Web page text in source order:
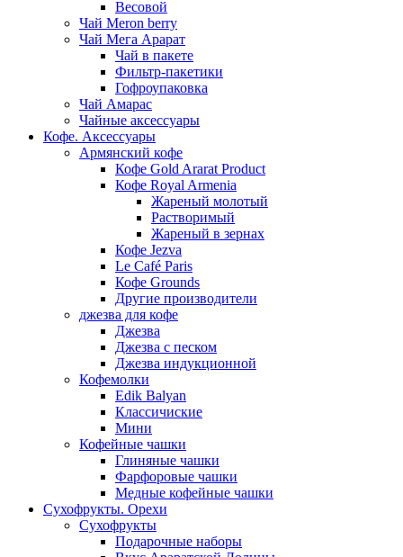
Весовой
Чай Meron berry
Чай Мега Арарат
Чай в пакете
Фильтр-пакетики
Гофроупаковка
Чай Амарас
Чайные аксессуары
Кофе. Аксессуары
Армянский кофе
Кофе Gold Ararat Product
Кофе Royal Armenia
Жареный молотый
Растворимый
Жареный в зернах
Кофе Jezva
Le Café Paris
Кофе Grounds
Другие производители
джезва для кофе
Джезва
Джезва с песком
Джезва индукционной
Кофемолки
Edik Balyan
Классичиские
Мини
Кофейные чашки
Глиняные чашки
Фарфоровые чашки
Медные кофейные чашки
Сухофрукты. Орехи
Сухофрукты
Подарочные наборы